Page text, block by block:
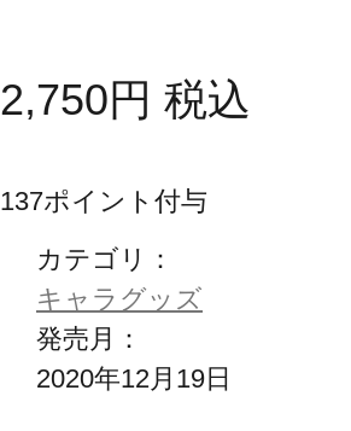
2,750円 税込
137ポイント付与
カテゴリ：
キャラグッズ
発売月：
2020年12月19日